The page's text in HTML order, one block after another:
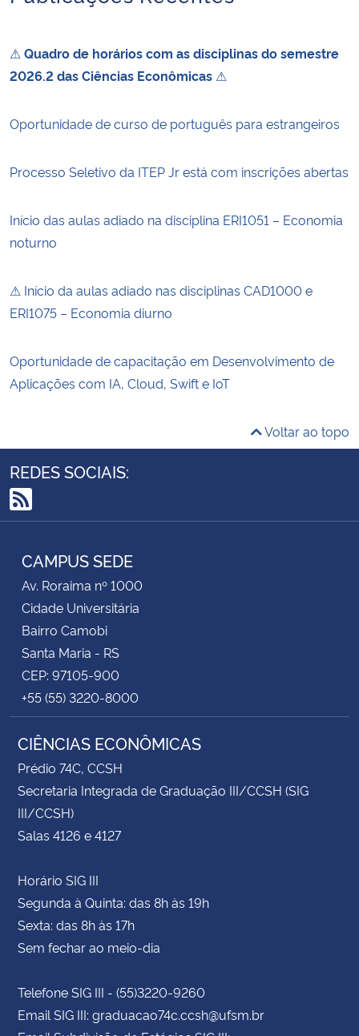
⚠ Quadro de horários com as disciplinas do semestre
2026.2 das Ciências Econômicas ⚠
Oportunidade de curso de português para estrangeiros
Processo Seletivo da ITEP Jr está com inscrições abertas
Início das aulas adiado na disciplina ERI1051 – Economia
noturno
⚠ Início da aulas adiado nas disciplinas CAD1000 e
ERI1075 – Economia diurno
Oportunidade de capacitação em Desenvolvimento de
Aplicações com IA, Cloud, Swift e IoT
Voltar ao topo
REDES SOCIAIS:
RSS
CAMPUS SEDE
Av. Roraima nº 1000
Cidade Universitária
Bairro Camobi
Santa Maria - RS
CEP: 97105-900
+55 (55) 3220-8000
CIÊNCIAS ECONÔMICAS
Prédio 74C, CCSH
Secretaria Integrada de Graduação III/CCSH (SIG
III/CCSH)
Salas 4126 e 4127
Horário SIG III
Segunda à Quinta: das 8h às 19h
Sexta: das 8h às 17h
Sem fechar ao meio-dia
Telefone SIG III - (55)3220-9260
Email SIG III: graduacao74c.ccsh@ufsm.br